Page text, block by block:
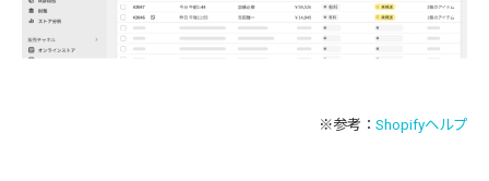
※参考： Shopifyヘルプ